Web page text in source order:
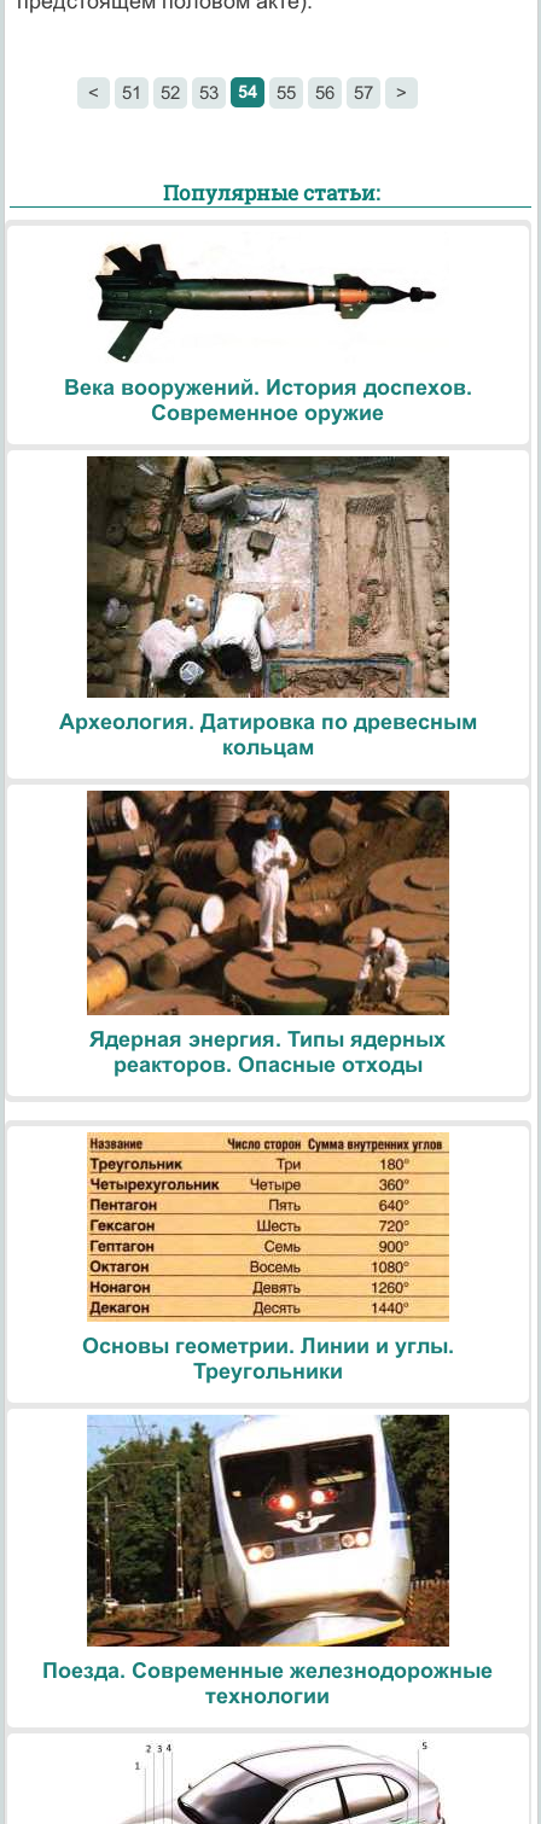
< 51 52 53 54 55 56 57 >
Популярные статьи:
Века вооружений. История доспехов.
Современное оружие
Археология. Датировка по древесным
кольцам
Ядерная энергия. Типы ядерных
реакторов. Опасные отходы
Основы геометрии. Линии и углы.
Треугольники
Поезда. Современные железнодорожные
технологии